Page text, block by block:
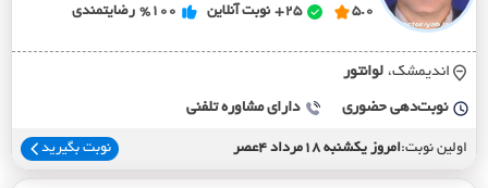
5.0
25+ نوبت آنلاین %100 رضایتمندی
اندیمشک، لوانتور
نوبت‌دهی حضوری دارای مشاوره تلفنی
اولین نوبت:امروز یکشنبه 18مرداد 4عصر نوبت بگیرید